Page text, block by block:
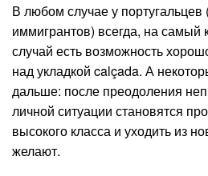
В любом случае у португальцев
иммигрантов) всегда, на самый
случай есть возможность
над укладкой calçada. А
дальше: после преодоления
личной ситуации становятся
высокого класса и уходить из
желают.